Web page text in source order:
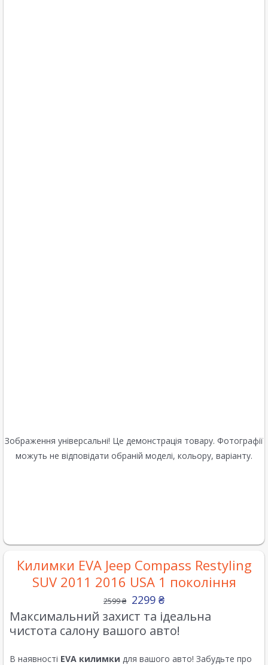
Зображення універсальні! Це демонстрація товару. Фотографії
можуть не відповідати обраній моделі, кольору, варіанту.
Килимки EVA Jeep Compass Restyling
SUV 2011 2016 USA 1 покоління
2599₴ 2299 ₴
Максимальний захист та ідеальна
чистота салону вашого авто!
В наявності EVA килимки для вашого авто! Забудьте про